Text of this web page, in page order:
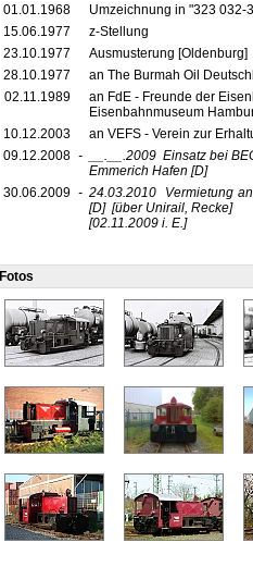
01.01.1968
Umzeichnung in "323 032-
15.06.1977
z-Stellung
23.10.1977
Ausmusterung [Oldenburg]
28.10.1977
an The Burmah Oil
02.11.1989
an FdE - Freunde der
Eisenbahnmuseum
10.12.2003
an VEFS - Verein zur
09.12.2008 - __.__.2009 Einsatz bei
Emmerich Hafen [D]
30.06.2009 - 24.03.2010
Vermietung
[D] [über Unirail, Recke]
[02.11.2009 i. E.]
Fotos